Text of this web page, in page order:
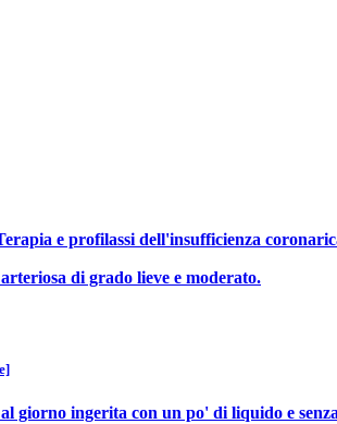
e profilassi dell'insufficienza
di grado lieve e moderato.
giorno ingerita con un po' di liquido e